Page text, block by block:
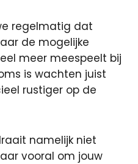
regelmatig dat
de mogelijke
meer meespeelt bij
is wachten juist
rustiger op de
namelijk niet
vooral om jouw
Annuiteiten
hypotheek
Aflossingsvrije
hypotheek
Verzekeringen